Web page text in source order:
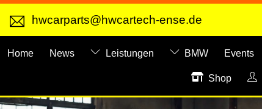
hwcarparts@hwcartech-ense.de
Home News Leistungen BMW Events
Shop